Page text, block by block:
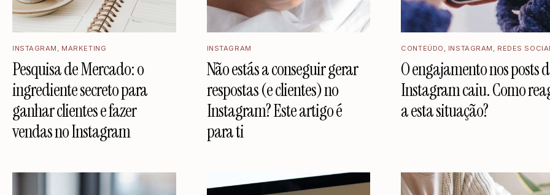
INSTAGRAM , MARKETING
Pesquisa de Mercado: o
ingrediente secreto para
ganhar clientes e fazer
vendas no Instagram
INSTAGRAM
Não estás a conseguir gerar
respostas (e clientes) no
Instagram? Este artigo é
para ti
CONTEÚDO , INSTAGRAM , REDES
O engajamento nos posts
Instagram caiu. Como
a esta situação?